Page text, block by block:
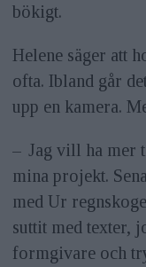
bökigt.
Helene säger att
ofta. Ibland går
upp en kamera.
– Jag vill ha mer
mina projekt.
med Ur
suttit med texter,
formgivare och